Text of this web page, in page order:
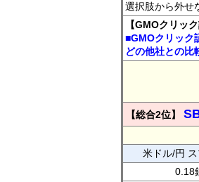
選択肢から外せ
【GMOクリッ
■GMOクリック
どの他社との比
【総合2位】
米ドル/円
0.18